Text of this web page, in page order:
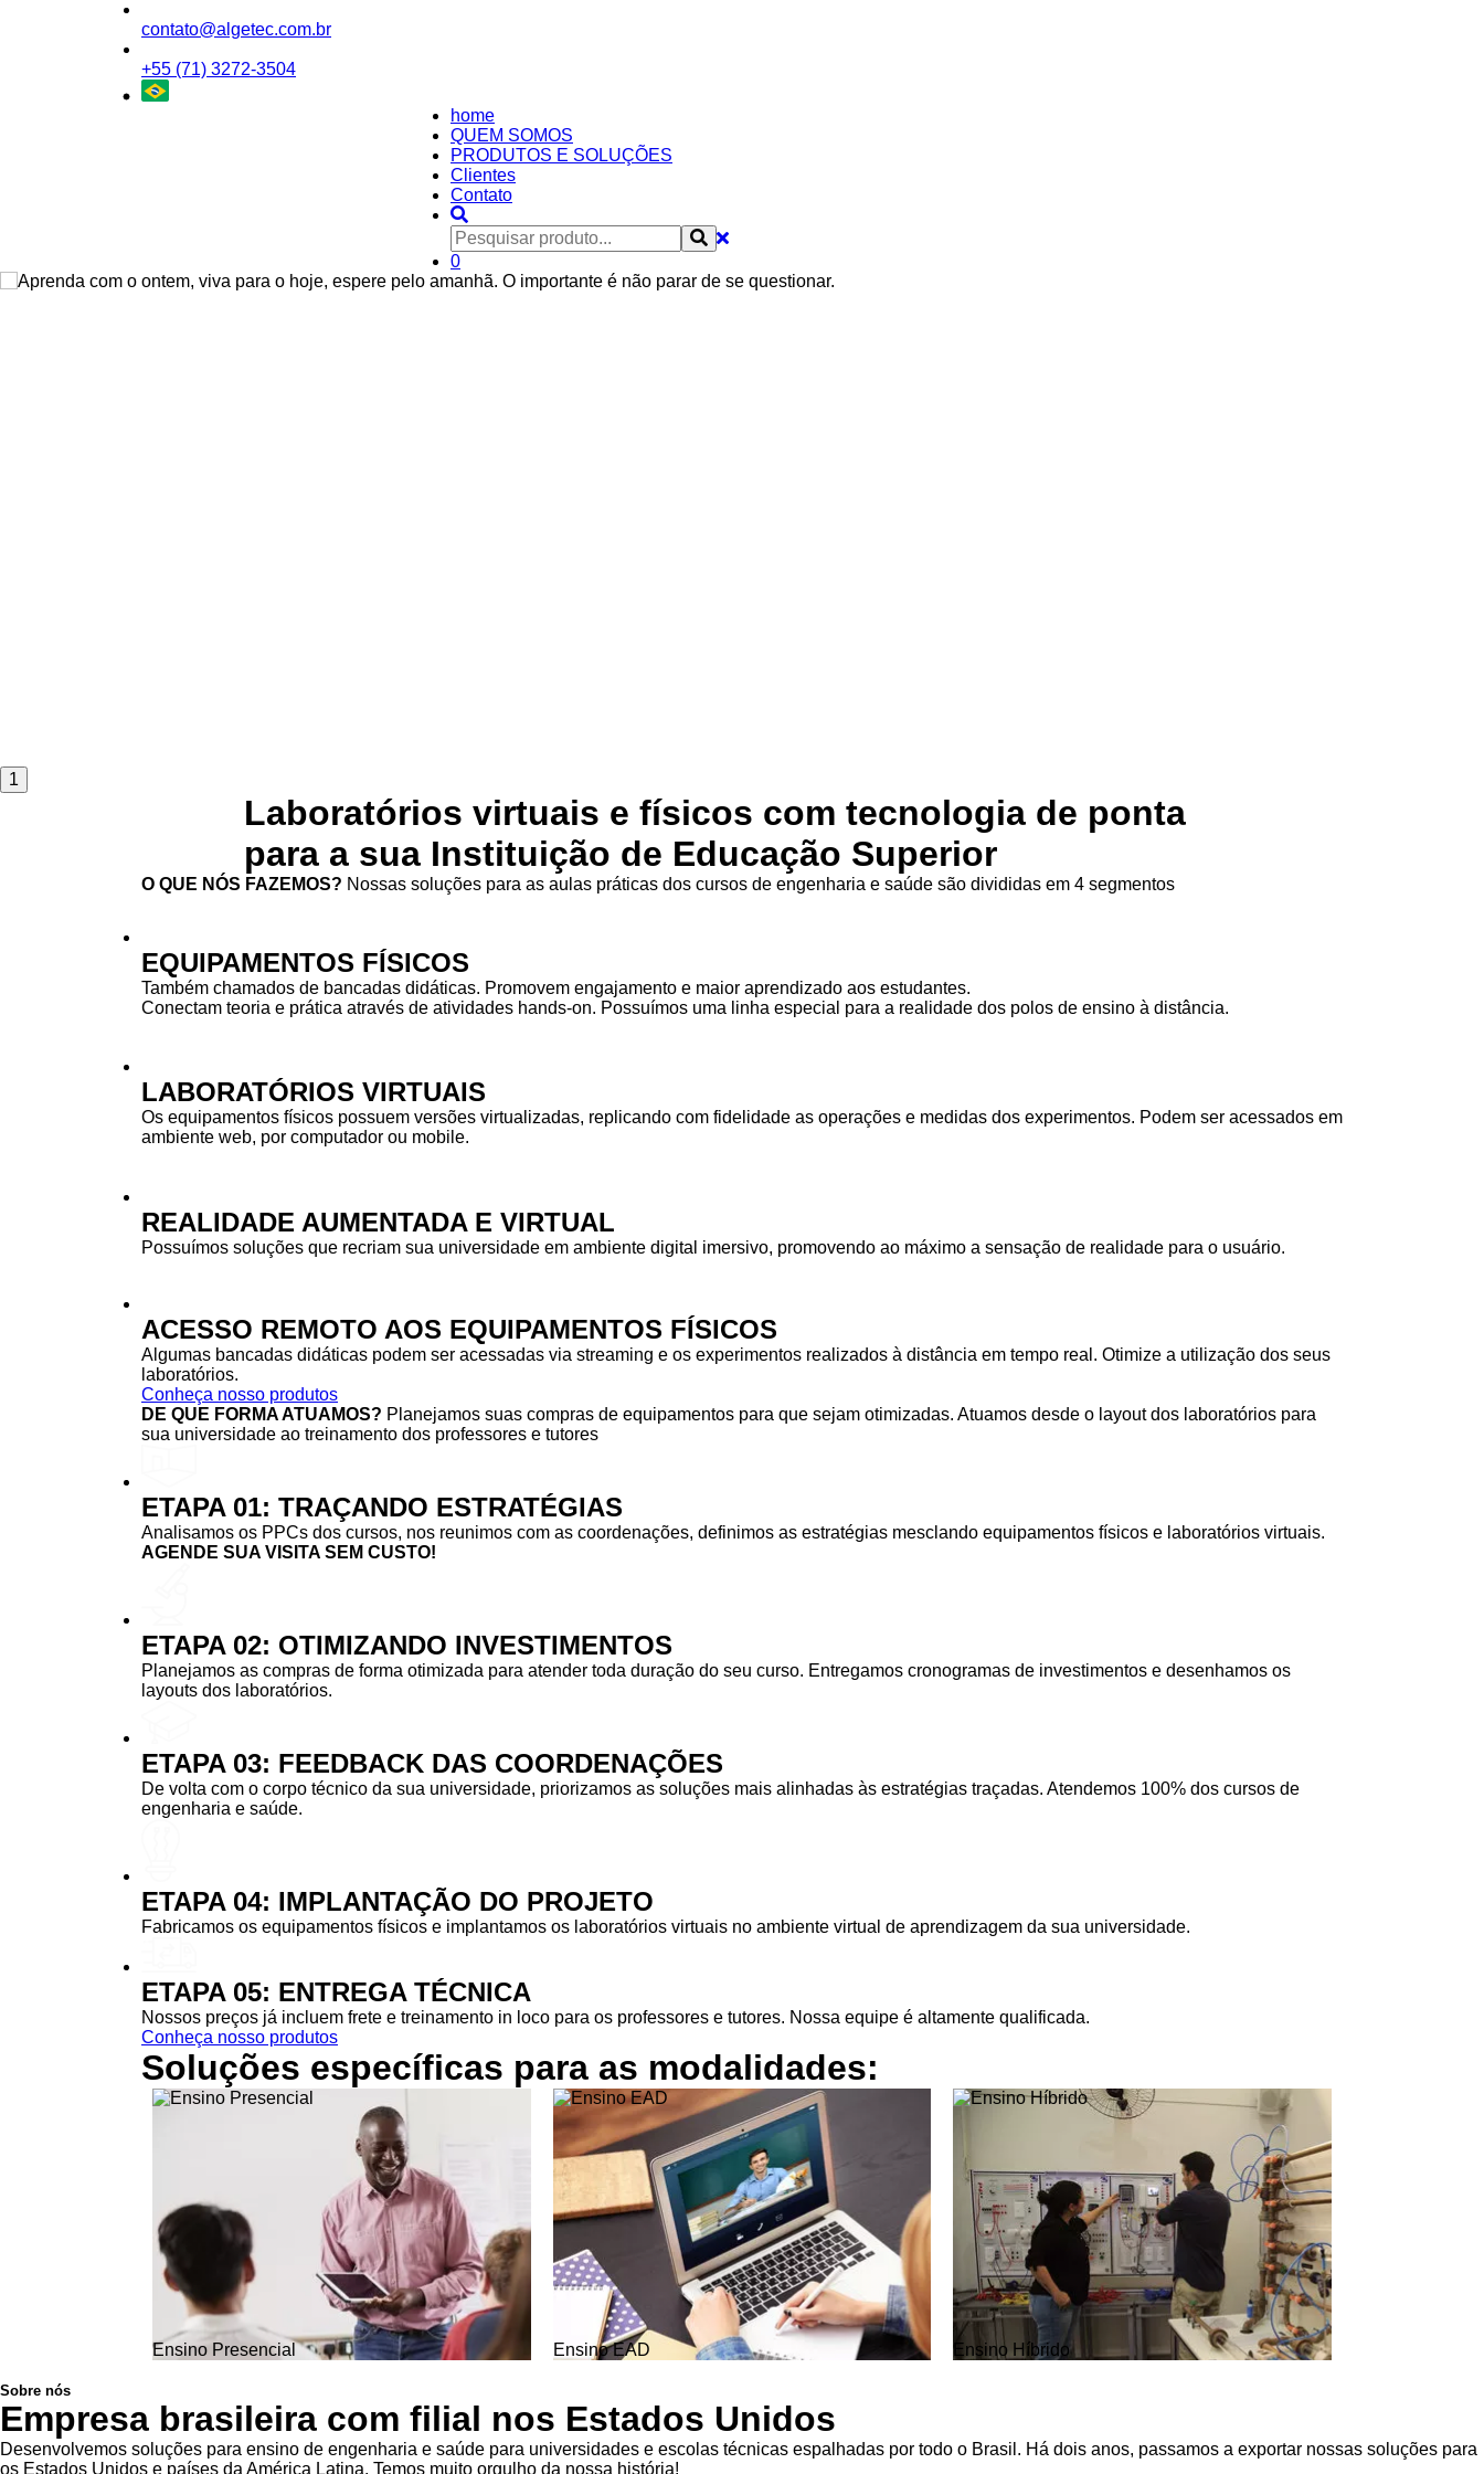
contato@algetec.com.br
+55 (71) 3272-3504
home
QUEM SOMOS
PRODUTOS E SOLUÇÕES
Clientes
Contato
0
1
Laboratórios virtuais e físicos com tecnologia de ponta
para a sua Instituição de Educação Superior
O QUE NÓS FAZEMOS? Nossas soluções para as aulas práticas dos cursos de engenharia e saúde são divididas em 4 segmentos
EQUIPAMENTOS FÍSICOS
Também chamados de bancadas didáticas. Promovem engajamento e maior aprendizado aos estudantes.
Conectam teoria e prática através de atividades hands-on. Possuímos uma linha especial para a realidade dos polos de ensino à distância.
LABORATÓRIOS VIRTUAIS
Os equipamentos físicos possuem versões virtualizadas, replicando com fidelidade as operações e medidas dos experimentos. Podem ser acessados em
ambiente web, por computador ou mobile.
REALIDADE AUMENTADA E VIRTUAL
Possuímos soluções que recriam sua universidade em ambiente digital imersivo, promovendo ao máximo a sensação de realidade para o usuário.
ACESSO REMOTO AOS EQUIPAMENTOS FÍSICOS
Algumas bancadas didáticas podem ser acessadas via streaming e os experimentos realizados à distância em tempo real. Otimize a utilização dos seus
laboratórios.
Conheça nosso produtos
DE QUE FORMA ATUAMOS? Planejamos suas compras de equipamentos para que sejam otimizadas. Atuamos desde o layout dos laboratórios para
sua universidade ao treinamento dos professores e tutores
ETAPA 01: TRAÇANDO ESTRATÉGIAS
Analisamos os PPCs dos cursos, nos reunimos com as coordenações, definimos as estratégias mesclando equipamentos físicos e laboratórios virtuais.
AGENDE SUA VISITA SEM CUSTO!
ETAPA 02: OTIMIZANDO INVESTIMENTOS
Planejamos as compras de forma otimizada para atender toda duração do seu curso. Entregamos cronogramas de investimentos e desenhamos os
layouts dos laboratórios.
ETAPA 03: FEEDBACK DAS COORDENAÇÕES
De volta com o corpo técnico da sua universidade, priorizamos as soluções mais alinhadas às estratégias traçadas. Atendemos 100% dos cursos de
engenharia e saúde.
ETAPA 04: IMPLANTAÇÃO DO PROJETO
Fabricamos os equipamentos físicos e implantamos os laboratórios virtuais no ambiente virtual de aprendizagem da sua universidade.
ETAPA 05: ENTREGA TÉCNICA
Nossos preços já incluem frete e treinamento in loco para os professores e tutores. Nossa equipe é altamente qualificada.
Conheça nosso produtos
Soluções específicas para as modalidades:
Ensino Presencial Ensino EAD Ensino Híbrido
Sobre nós
Empresa brasileira com filial nos Estados Unidos
Desenvolvemos soluções para ensino de engenharia e saúde para universidades e escolas técnicas espalhadas por todo o Brasil. Há dois anos, passamos a exportar nossas soluções para
os Estados Unidos e países da América Latina. Temos muito orgulho da nossa história!